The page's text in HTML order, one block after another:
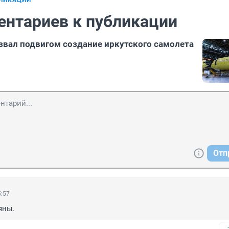
к публикации
подвигом создание иркутского самолета